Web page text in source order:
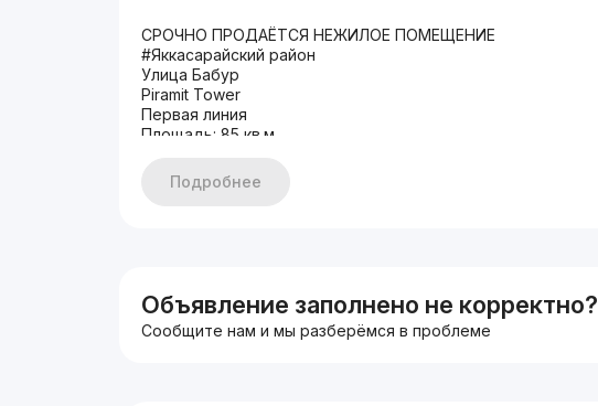
СРОЧНО ПРОДАЁТСЯ НЕЖИЛОЕ ПОМЕЩЕНИЕ
#Яккасарайский район
Улица Бабур
Piramit Tower
Первая линия
Площадь: 85 кв.м
Состояние: евро ремонт
Под любой вид бизнеса
Подробнее
Объявление заполнено не корректно?
Сообщите нам и мы разберёмся в проблеме